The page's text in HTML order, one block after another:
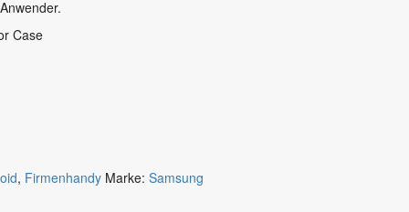
Case
, Firmenhandy Marke: Samsung